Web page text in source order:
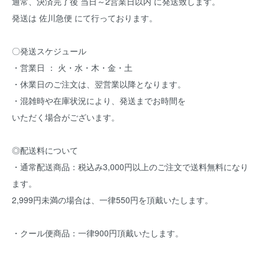
発送は 佐川急便 にて行っております。
〇発送スケジュール
・営業日 ： 火・水・木・金・土
・休業日のご注文は、翌営業以降となります。
・混雑時や在庫状況により、発送までお時間を
いただく場合がございます。
◎配送料について
・通常配送商品：税込み3,000円以上のご注文で送料無料になり
ます。
2,999円未満の場合は、一律550円を頂戴いたします。
・クール便商品：一律900円頂戴いたします。